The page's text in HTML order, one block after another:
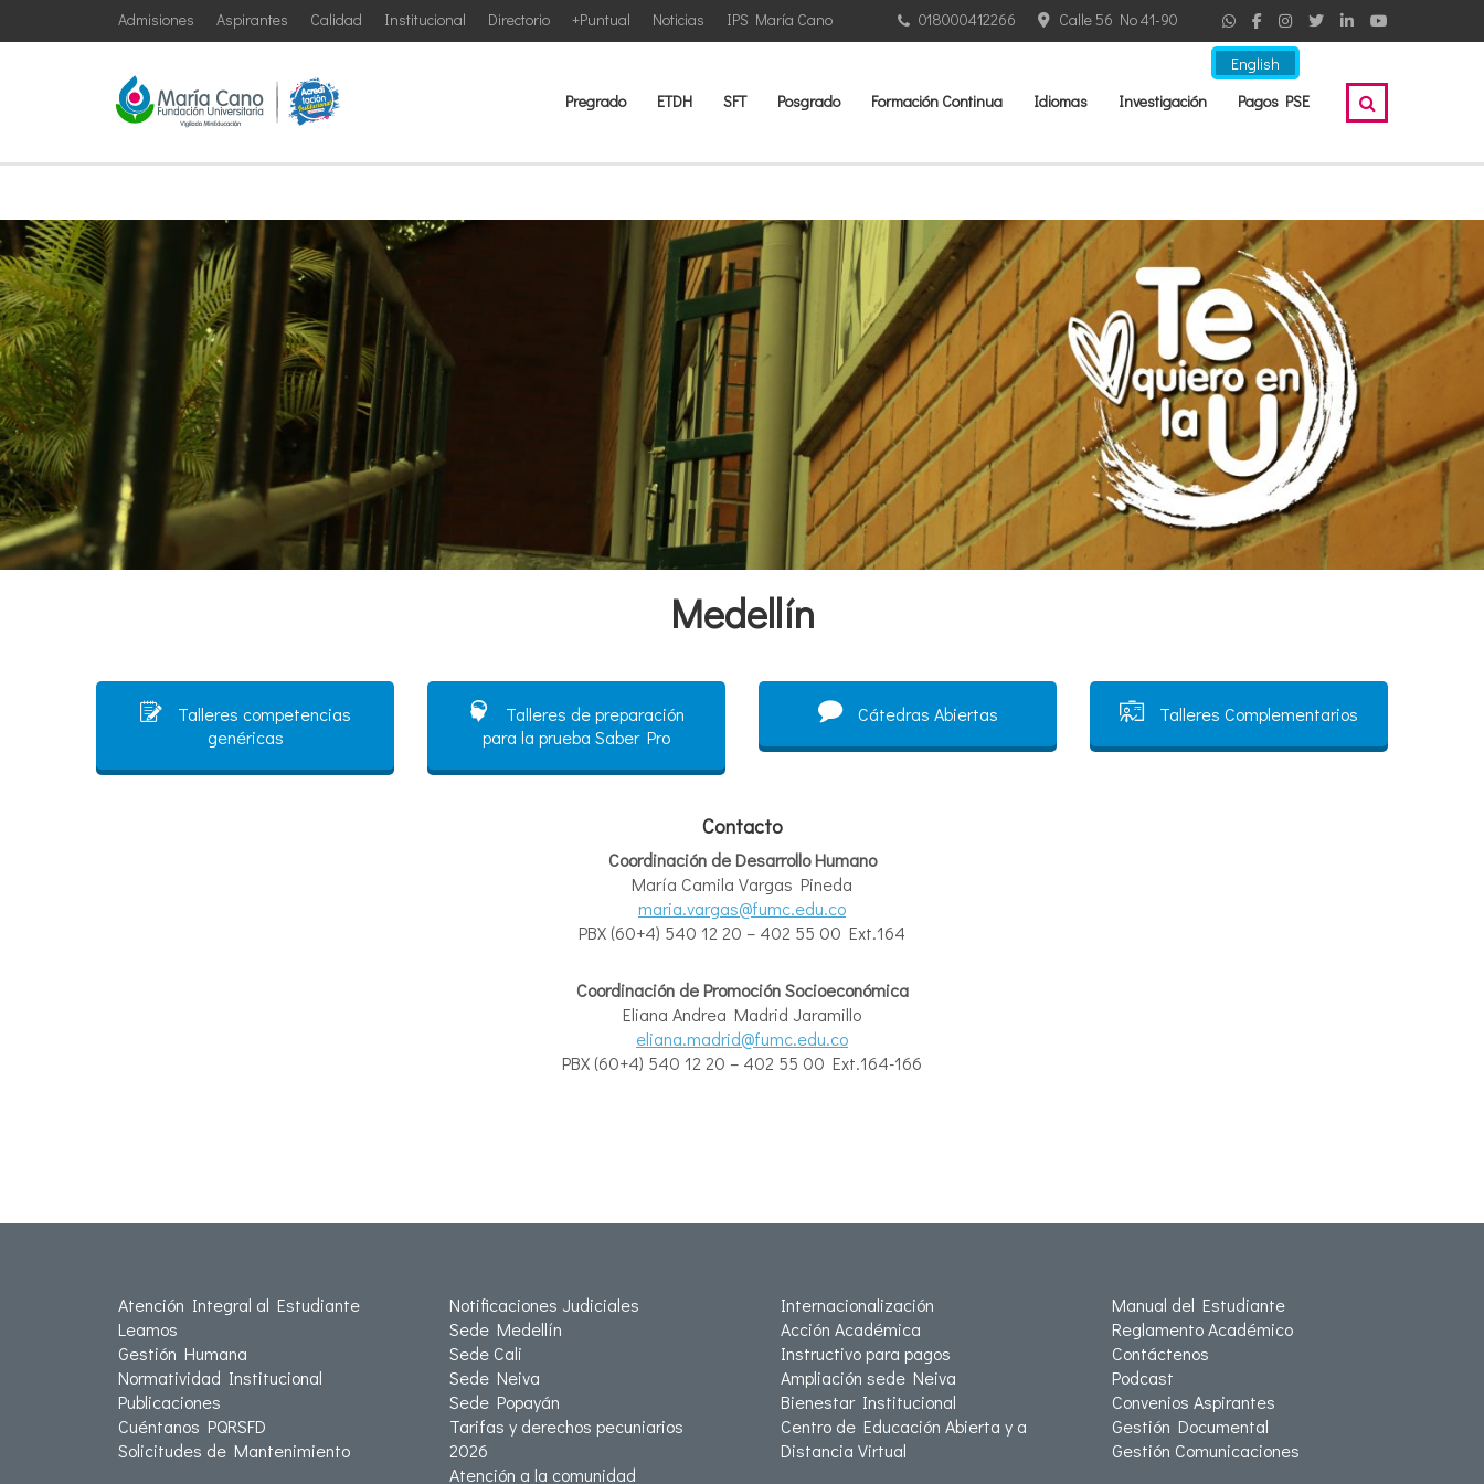
English
IPS María Cano
Noticias
+Puntual
Directorio
Institucional
Calidad
Aspirantes
Admisiones Calle 56 No 41-90
018000412266
Pregrado ETDH SFT Posgrado Formación Continua Idiomas Investigación Pagos PSE
Medellín
Talleres competencias
genéricas
Talleres de preparación
para la prueba Saber Pro
Cátedras Abiertas Talleres Complementarios
Contacto
Coordinación de Desarrollo Humano
María Camila Vargas Pineda
maria.vargas@fumc.edu.co
PBX (60+4) 540 12 20 – 402 55 00 Ext.164
Coordinación de Promoción Socioeconómica
Eliana Andrea Madrid Jaramillo
eliana.madrid@fumc.edu.co
PBX (60+4) 540 12 20 – 402 55 00 Ext.164-166
Atención Integral al Estudiante
Leamos
Gestión Humana
Normatividad Institucional
Publicaciones
Cuéntanos PQRSFD
Solicitudes de Mantenimiento
Notificaciones Judiciales
Sede Medellín
Sede Cali
Sede Neiva
Sede Popayán
Tarifas y derechos pecuniarios
2026
Atención a la comunidad
Internacionalización
Acción Académica
Instructivo para pagos
Ampliación sede Neiva
Bienestar Institucional
Centro de Educación Abierta y a
Distancia Virtual
Manual del Estudiante
Reglamento Académico
Contáctenos
Podcast
Convenios Aspirantes
Gestión Documental
Gestión Comunicaciones